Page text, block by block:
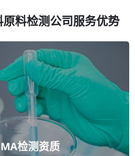
料检测公司服务优势
检测资质